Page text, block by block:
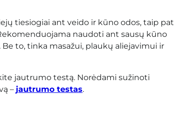
tiesiogiai ant veido ir kūno odos, taip pat
naudoti ant sausų kūno
to, tinka masažui, plaukų aliejavimui ir
jautrumo testą. Norėdami sužinoti
– jautrumo testas.